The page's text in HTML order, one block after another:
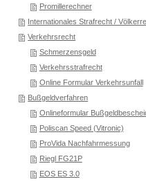
Promillerechner
Internationales Strafrecht /
Verkehrsrecht
Schmerzensgeld
Verkehrsstrafrecht
Online Formular Verkehrsunfall
Bußgeldverfahren
Onlineformular
Poliscan Speed (Vitronic)
ProVida Nachfahrmessung
Riegl FG21P
EOS ES 3.0